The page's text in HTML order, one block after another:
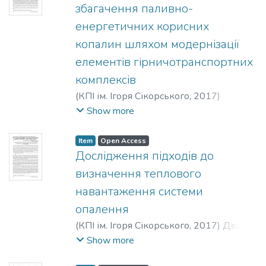
збагачення паливно-
енергетичних корисних
копалин шляхом модернізації
елементів гірничотранспортних
комплексів
(КПІ ім. Ігоря Сікорського, 2017)
Зайченко, Стефан Володимирович
Вікторія Вікторівна
Олександра Вікторівна;Квіщук, Антон
Volodymyrovych ; Shevchuk, Nataliia
Anatoliivna;Vapnichna, Viktoriia Viktorivna
Dynovska, Oleksandra Viktorivna
Anton Viacheslavovych;Зайченко, Стефан
Владимирович
Show more
Item Open Access
Дослідження підходів до
визначення теплового
навантаження системи
опалення
(КПІ ім. Ігоря Сікорського, 2017) Дешко,
Валерій Іванович
Show more